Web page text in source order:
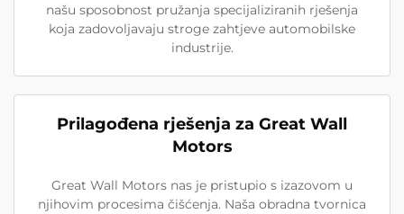
našu sposobnost pružanja specijaliziranih rješenja
koja zadovoljavaju stroge zahtjeve automobilske
industrije.
Prilagođena rješenja za Great Wall
Motors
Great Wall Motors nas je pristupio s izazovom u
njihovim procesima čišćenja. Naša obradna tvornica